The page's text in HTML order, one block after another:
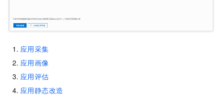
应用采集
应用画像
应用评估
应用静态改造